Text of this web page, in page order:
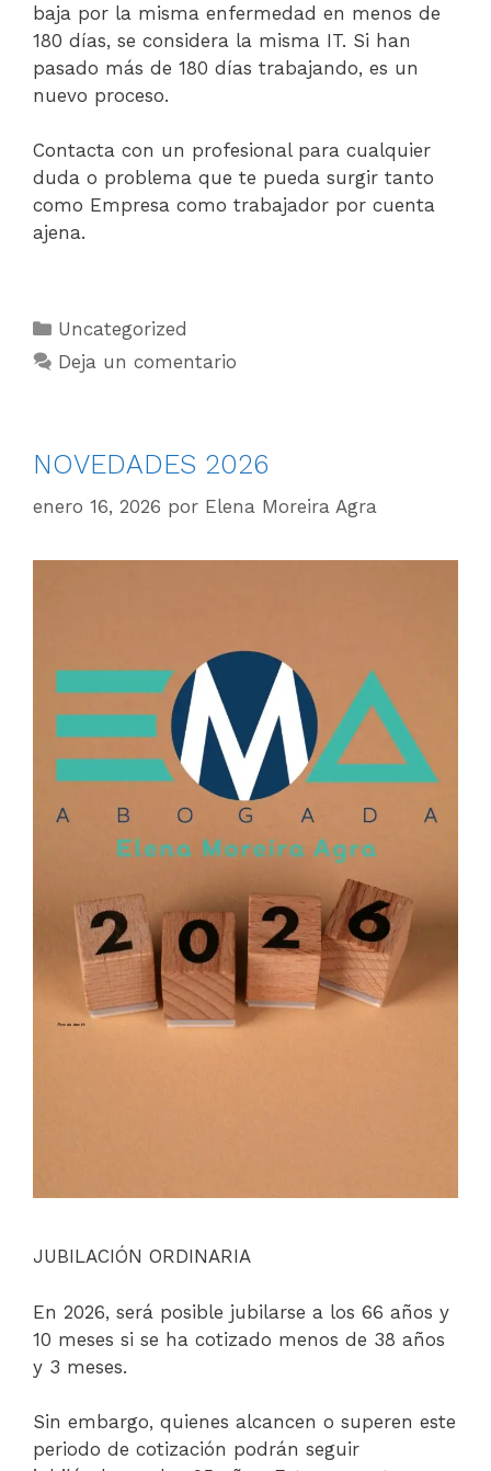
baja por la misma enfermedad en menos de
180 días, se considera la misma IT. Si han
pasado más de 180 días trabajando, es un
nuevo proceso.
Contacta con un profesional para cualquier
duda o problema que te pueda surgir tanto
como Empresa como trabajador por cuenta
ajena.
Uncategorized
Deja un comentario
NOVEDADES 2026
enero 16, 2026 por Elena Moreira Agra
JUBILACIÓN ORDINARIA
En 2026, será posible jubilarse a los 66 años y
10 meses si se ha cotizado menos de 38 años
y 3 meses.
Sin embargo, quienes alcancen o superen este
periodo de cotización podrán seguir